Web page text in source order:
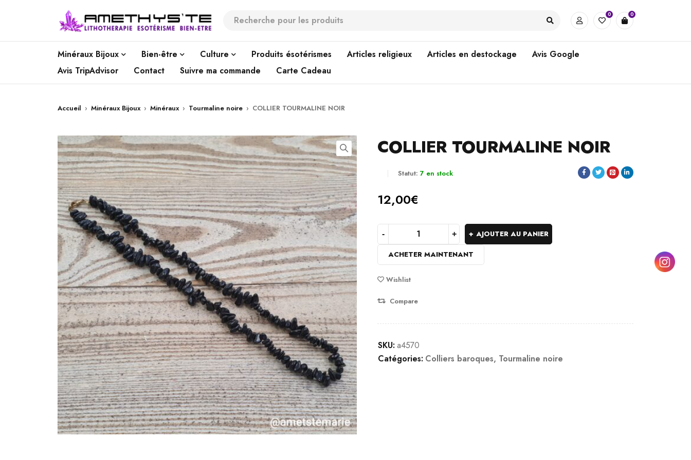
0 0
Minéraux Bijoux Bien-être Culture Produits ésotérismes Articles religieux Articles en destockage
Avis Google
Avis TripAdvisor
Contact Suivre ma commande Carte Cadeau
Accueil › Minéraux Bijoux › Minéraux › Tourmaline noire › COLLIER TOURMALINE NOIR
COLLIER TOURMALINE NOIR
Statut: 7 en stock
12,00€
AJOUTER AU PANIER
ACHETER MAINTENANT
Wishlist
Compare
SKU: a4570
Catégories: Colliers baroques, Tourmaline noire